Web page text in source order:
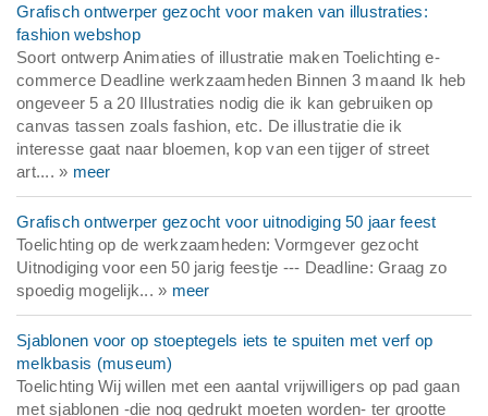
Grafisch ontwerper gezocht voor maken van illustraties:
fashion webshop
Soort ontwerp Animaties of illustratie maken Toelichting e-
commerce Deadline werkzaamheden Binnen 3 maand Ik heb
ongeveer 5 a 20 Illustraties nodig die ik kan gebruiken op
canvas tassen zoals fashion, etc. De illustratie die ik
interesse gaat naar bloemen, kop van een tijger of street
art.... » meer
Grafisch ontwerper gezocht voor uitnodiging 50 jaar feest
Toelichting op de werkzaamheden: Vormgever gezocht
Uitnodiging voor een 50 jarig feestje --- Deadline: Graag zo
spoedig mogelijk... » meer
Sjablonen voor op stoeptegels iets te spuiten met verf op
melkbasis (museum)
Toelichting Wij willen met een aantal vrijwilligers op pad gaan
met sjablonen -die nog gedrukt moeten worden- ter grootte